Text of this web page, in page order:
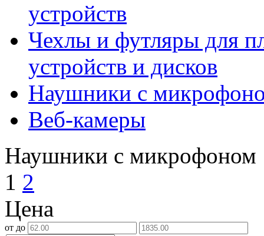
устройств
Чехлы и футляры для
устройств и дисков
Наушники с
Веб-камеры
Наушники с микрофоном
1 2
Цена
от до